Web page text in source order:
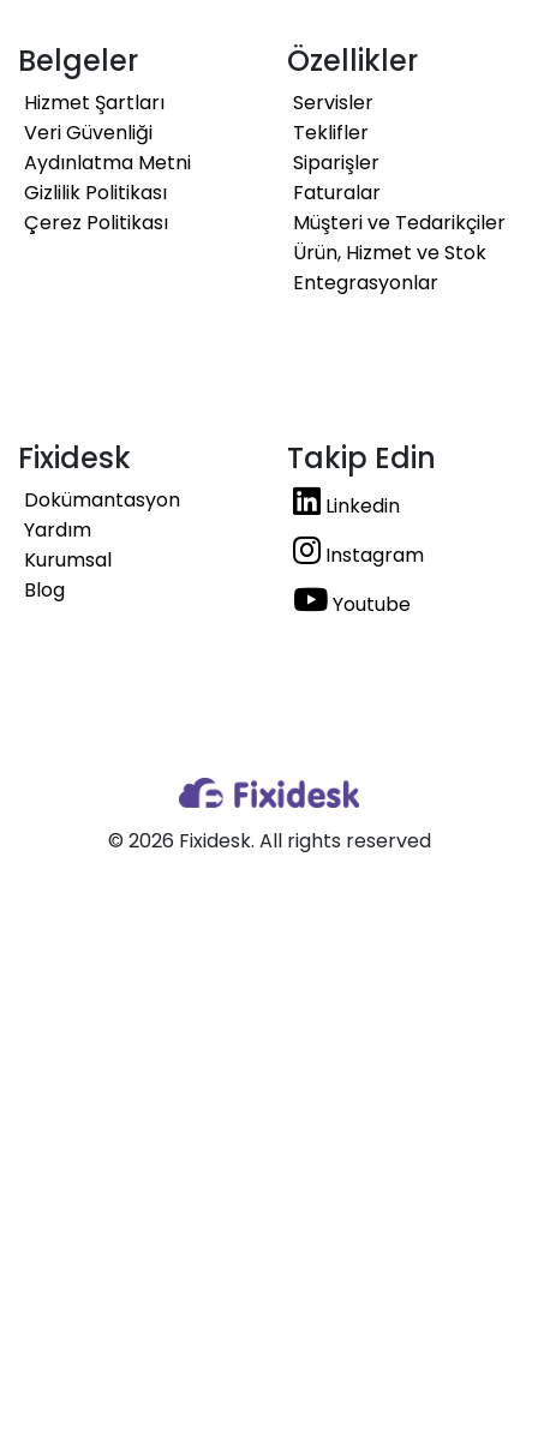
Belgeler
Hizmet Şartları
Veri Güvenliği
Aydınlatma Metni
Gizlilik Politikası
Çerez Politikası
Özellikler
Servisler
Teklifler
Siparişler
Faturalar
Müşteri ve Tedarikçiler
Ürün, Hizmet ve Stok
Entegrasyonlar
Fixidesk
Dokümantasyon
Yardım
Kurumsal
Blog
Takip Edin
Linkedin
Instagram
Youtube
© 2026 Fixidesk. All rights reserved